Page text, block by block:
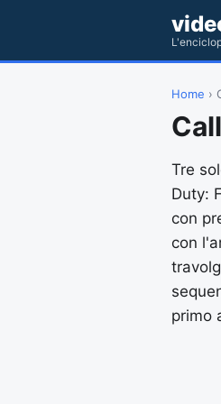
Home ›
Tre
Duty:
con
con
primo